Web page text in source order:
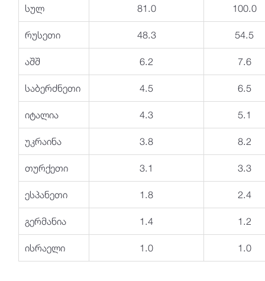
სულ 81.0 100.0
რუსეთი 48.3 54.5
აშშ 6.2 7.6
საბერძნეთი 4.5 6.5
იტალია 4.3 5.1
უკრაინა 3.8 8.2
თურქეთი 3.1 3.3
ესპანეთი 1.8 2.4
გერმანია 1.4 1.2
ისრაელი 1.0 1.0